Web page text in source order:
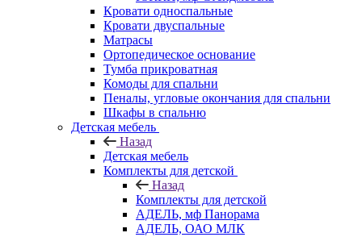
Кровати односпальные
Кровати двуспальные
Матрасы
Ортопедическое основание
Тумба прикроватная
Комоды для спальни
Пеналы, угловые окончания для спальни
Шкафы в спальню
Детская мебель
Назад
Детская мебель
Комплекты для детской
Назад
Комплекты для детской
АДЕЛЬ, мф Панорама
АДЕЛЬ, ОАО МЛК